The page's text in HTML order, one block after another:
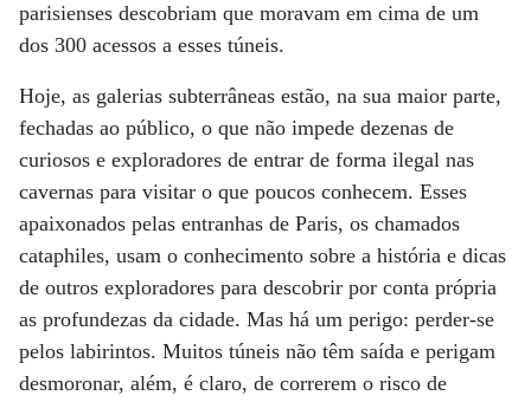
parisienses descobriam que moravam em cima de um
dos 300 acessos a esses túneis.
Hoje, as galerias subterrâneas estão, na sua maior parte,
fechadas ao público, o que não impede dezenas de
curiosos e exploradores de entrar de forma ilegal nas
cavernas para visitar o que poucos conhecem. Esses
apaixonados pelas entranhas de Paris, os chamados
cataphiles, usam o conhecimento sobre a história e dicas
de outros exploradores para descobrir por conta própria
as profundezas da cidade. Mas há um perigo: perder-se
pelos labirintos. Muitos túneis não têm saída e perigam
desmoronar, além, é claro, de correrem o risco de